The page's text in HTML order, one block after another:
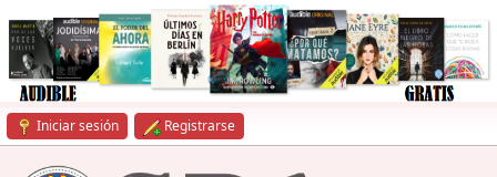
Iniciar sesión Registrarse